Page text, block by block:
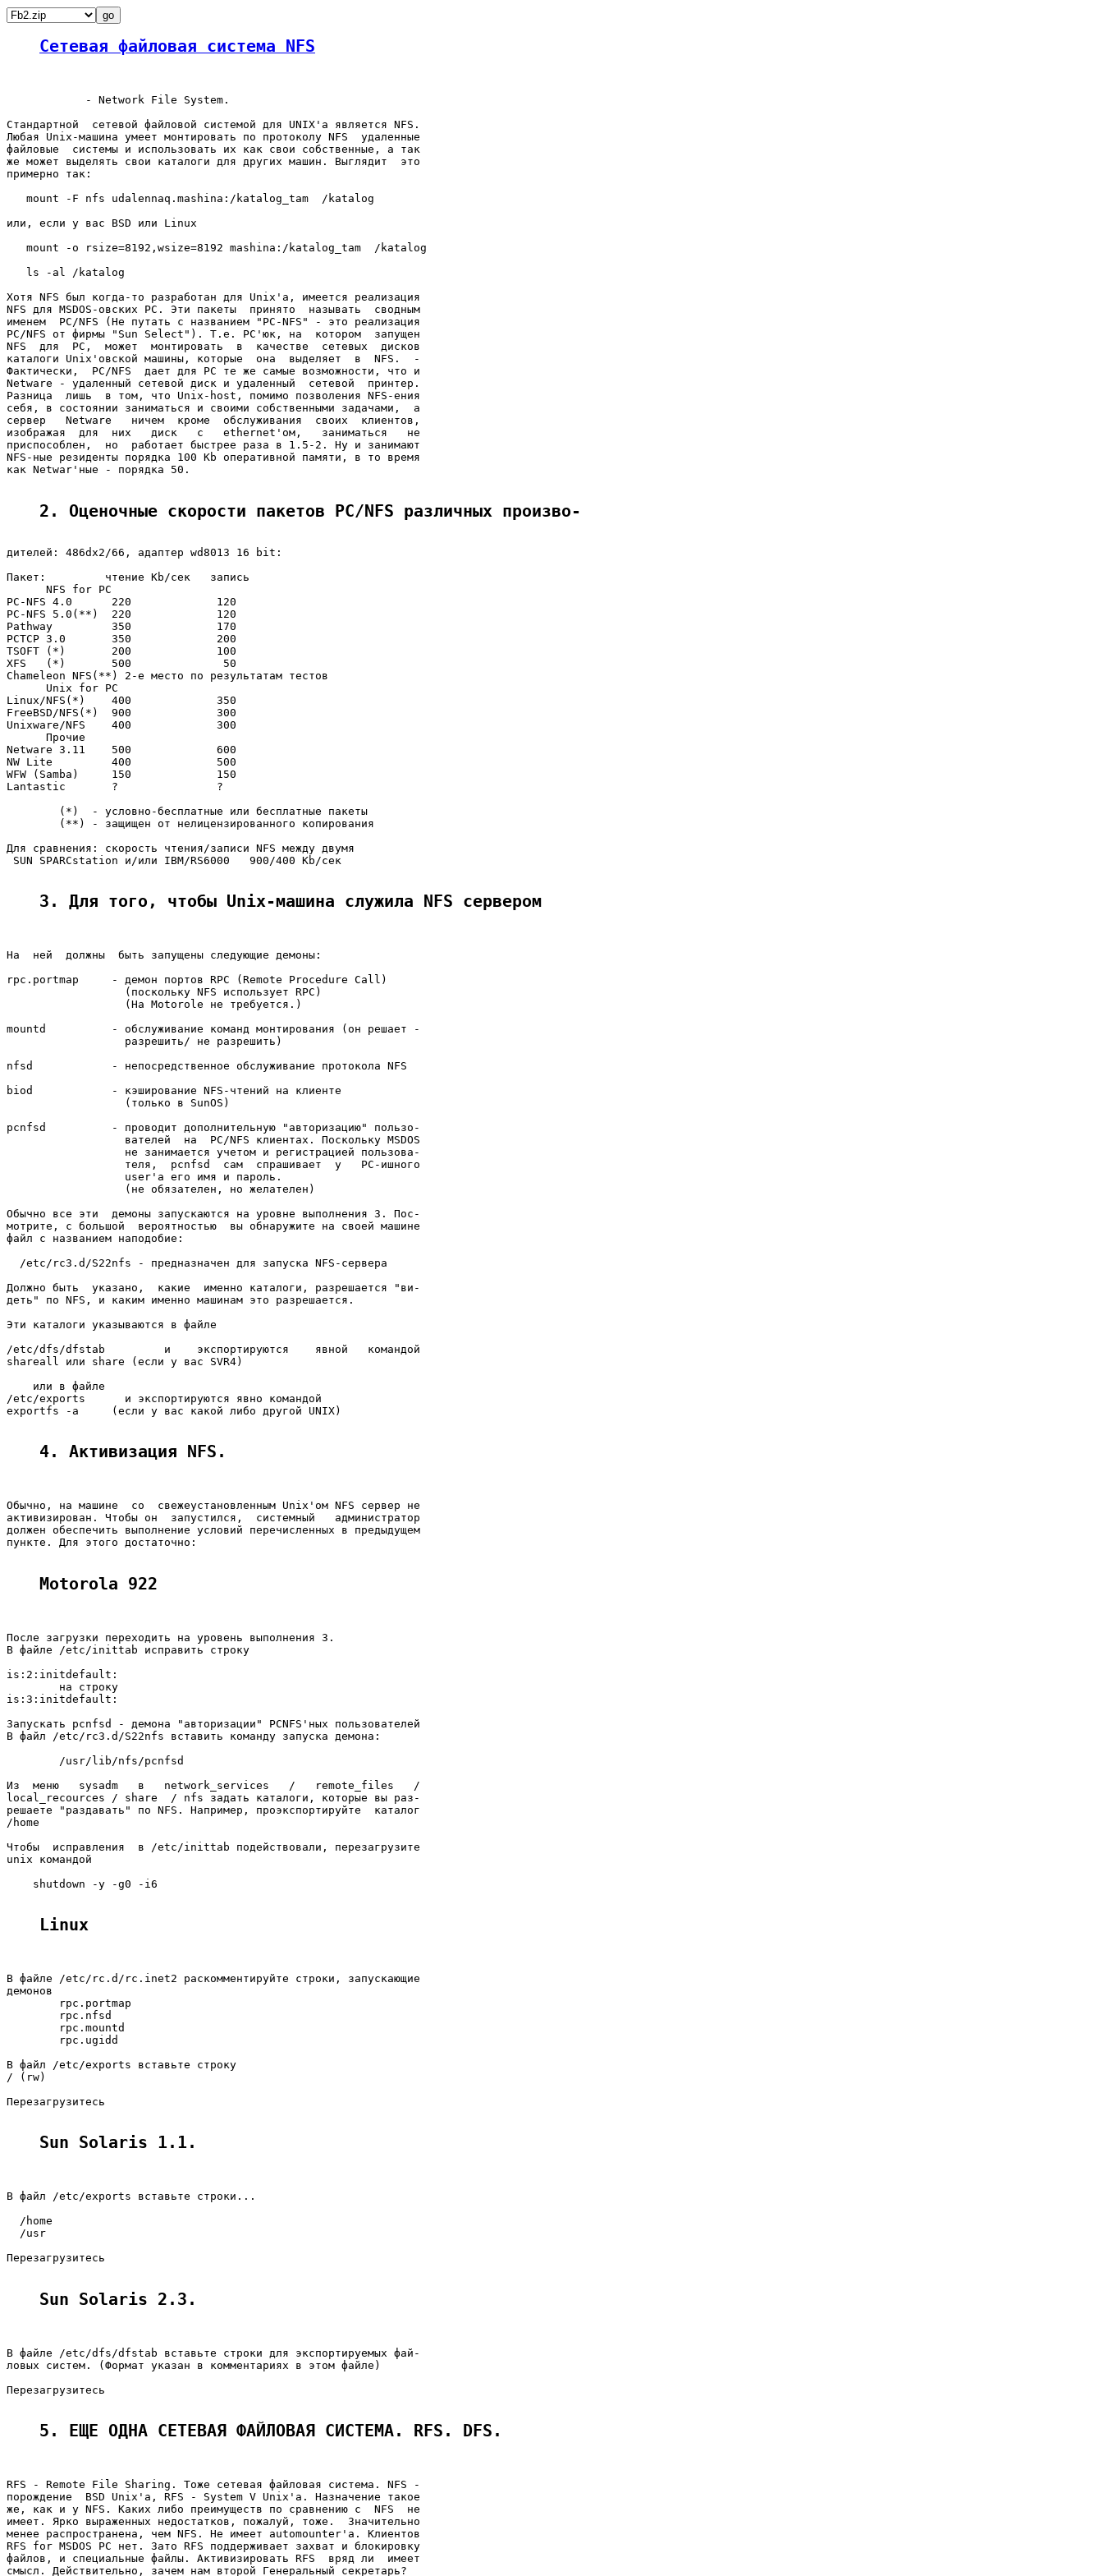
Сетевая файловая система NFS
            - Network File System.
Стандартной  сетевой файловой системой для UNIX'а является NFS.
Любая Unix-машина умеет монтировать по протоколу NFS  удаленные
файловые  системы и использовать их как свои собственные, а так
же может выделять свои каталоги для других машин. Выглядит  это
примерно так:
   mount -F nfs udalennaq.mashina:/katalog_tam  /katalog
или, если у вас BSD или Linux
   mount -o rsize=8192,wsize=8192 mashina:/katalog_tam  /katalog
   ls -al /katalog
Хотя NFS был когда-то разработан для Unix'а, имеется реализация
NFS для MSDOS-овских PC. Эти пакеты  принято  называть  сводным
именем  PC/NFS (Не путать с названием "PC-NFS" - это реализация
PC/NFS от фирмы "Sun Select"). Т.е. PC'юк, на  котором  запущен
NFS  для  PC,  может  монтировать  в  качестве  сетевых  дисков
каталоги Unix'овской машины, которые  она  выделяет  в  NFS.  -
Фактически,  PC/NFS  дает для PC те же самые возможности, что и
Netware - удаленный сетевой диск и удаленный  сетевой  принтер.
Разница  лишь  в том, что Unix-host, помимо позволения NFS-ения
себя, в состоянии заниматься и своими собственными задачами,  а
сервер   Netware   ничем  кроме  обслуживания  своих  клиентов,
изображая  для  них   диск   с   ethernet'ом,   заниматься   не
приспособлен,  но  работает быстрее раза в 1.5-2. Ну и занимают
NFS-ные резиденты порядка 100 Kb оперативной памяти, в то время
как Netwar'ные - порядка 50.
2. Оценочные скорости пакетов PC/NFS различных произво-
дителей: 486dx2/66, адаптер wd8013 16 bit:
Пакет:         чтение Kb/сек   запись
      NFS for PC
PC-NFS 4.0      220             120
PC-NFS 5.0(**)  220             120
Pathway         350             170
PCTCP 3.0       350             200
TSOFT (*)       200             100
XFS   (*)       500              50
Chameleon NFS(**) 2-е место по результатам тестов
      Unix for PC
Linux/NFS(*)    400             350
FreeBSD/NFS(*)  900             300
Unixware/NFS    400             300
      Прочие
Netware 3.11    500             600
NW Lite         400             500
WFW (Samba)     150             150
Lantastic       ?               ?
        (*)  - условно-бесплатные или бесплатные пакеты
        (**) - защищен от нелицензированного копирования
Для сравнения: скорость чтения/записи NFS между двумя
SUN SPARCstation и/или IBM/RS6000   900/400 Kb/сек
3. Для того, чтобы Unix-машина служила NFS сервером
На  ней  должны  быть запущены следующие демоны:
rpc.portmap     - демон портов RPC (Remote Procedure Call)
                  (поскольку NFS использует RPC)
                  (На Motorole не требуется.)
mountd          - обслуживание команд монтирования (он решает -
                  разрешить/ не разрешить)
nfsd            - непосредственное обслуживание протокола NFS
biod            - кэширование NFS-чтений на клиенте
                  (только в SunOS)
pcnfsd          - проводит дополнительную "авторизацию" пользо-
                  вателей  на  PC/NFS клиентах. Поскольку MSDOS
                  не занимается учетом и регистрацией пользова-
                  теля,  pcnfsd  сам  спрашивает  у   PC-ишного
                  user'а его имя и пароль.
                  (не обязателен, но желателен)
Обычно все эти  демоны запускаются на уровне выполнения 3. Пос-
мотрите, с большой  вероятностью  вы обнаружите на своей машине
файл с названием наподобие:
  /etc/rc3.d/S22nfs - предназначен для запуска NFS-сервера
Должно быть  указано,  какие  именно каталоги, разрешается "ви-
деть" по NFS, и каким именно машинам это разрешается.
Эти каталоги указываются в файле
/etc/dfs/dfstab         и    экспортируются    явной   командой
shareall или share (если у вас SVR4)
    или в файле
/etc/exports      и экспортируются явно командой
exportfs -a     (если у вас какой либо другой UNIX)
4. Активизация NFS.
Обычно, на машине  со  свежеустановленным Unix'ом NFS сервер не
активизирован. Чтобы он  запустился,  системный   администратор
должен обеспечить выполнение условий перечисленных в предыдущем
пункте. Для этого достаточно:
Motorola 922
После загрузки переходить на уровень выполнения 3.
В файле /etc/inittab исправить строку
is:2:initdefault:
        на строку
is:3:initdefault:
Запускать pcnfsd - демона "авторизации" PCNFS'ных пользователей
В файл /etc/rc3.d/S22nfs вставить команду запуска демона:
        /usr/lib/nfs/pcnfsd
Из  меню   sysadm   в   network_services   /   remote_files   /
local_recources / share  / nfs задать каталоги, которые вы раз-
решаете "раздавать" по NFS. Например, проэкспортируйте  каталог
/home
Чтобы  исправления  в /etc/inittab подействовали, перезагрузите
unix командой
    shutdown -y -g0 -i6
Linux
В файле /etc/rc.d/rc.inet2 раскомментируйте строки, запускающие
демонов
        rpc.portmap
        rpc.nfsd
        rpc.mountd
        rpc.ugidd
В файл /etc/exports вставьте строку
/ (rw)
Перезагрузитесь
Sun Solaris 1.1.
В файл /etc/exports вставьте строки...
  /home
  /usr
Перезагрузитесь
Sun Solaris 2.3.
В файле /etc/dfs/dfstab вставьте строки для экспортируемых фай-
ловых систем. (Формат указан в комментариях в этом файле)
Перезагрузитесь
5. ЕЩЕ ОДНА СЕТЕВАЯ ФАЙЛОВАЯ СИСТЕМА. RFS. DFS.
RFS - Remote File Sharing. Тоже сетевая файловая система. NFS -
порождение  BSD Unix'а, RFS - System V Unix'а. Назначение такое
же, как и у NFS. Каких либо преимуществ по сравнению с  NFS  не
имеет. Ярко выраженных недостатков, пожалуй, тоже.  Значительно
менее распространена, чем NFS. Не имеет automounter'а. Клиентов
RFS for MSDOS PC нет. Зато RFS поддерживает захват и блокировку
файлов, и специальные файлы. Активизировать RFS  вряд ли  имеет
смысл. Действительно, зачем нам второй Генеральный секретарь?